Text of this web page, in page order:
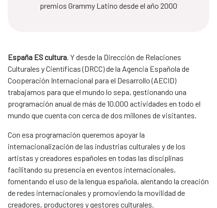
premios Grammy Latino desde el año 2000
España ES cultura. Y desde la Dirección de Relaciones
Culturales y Científicas (DRCC) de la Agencia Española de
Cooperación Internacional para el Desarrollo (AECID)
trabajamos para que el mundo lo sepa, gestionando una
programación anual de más de 10.000 actividades en todo el
mundo que cuenta con cerca de dos millones de visitantes.
Con esa programación queremos apoyar la
internacionalización de las industrias culturales y de los
artistas y creadores españoles en todas las disciplinas
facilitando su presencia en eventos internacionales,
fomentando el uso de la lengua española, alentando la creación
de redes internacionales y promoviendo la movilidad de
creadores, productores y gestores culturales.